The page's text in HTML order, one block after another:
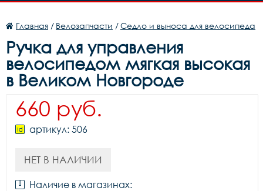
Главная / Велозапчасти /Седло и выноса для велосипеда
Ручка для управления
велосипедом мягкая высокая
в Великом Новгороде
660 руб.
артикул: 506
НЕТ В НАЛИЧИИ
Наличие в магазинах: